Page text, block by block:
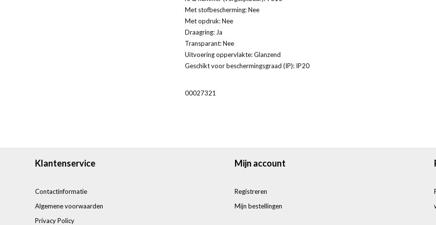
Met stofbescherming: Nee
Met opdruk: Nee
Draagring: Ja
Transparant: Nee
Uitvoering oppervlakte: Glanzend
Geschikt voor beschermingsgraad (IP): IP20
00027321
Klantenservice
Contactinformatie
Algemene voorwaarden
Privacy Policy
Mijn account
Registreren
Mijn bestellingen